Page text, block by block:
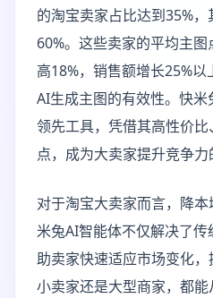
的淘宝卖家占比达到35%
60%。这些卖家的平均主
高18%，销售额增长25%
AI生成主图的有效性。快
领先工具，凭借其高性价
点，成为大卖家提升竞争力
对于淘宝大卖家而言，降
米兔AI智能体不仅解决了
助卖家快速适应市场变化
小卖家还是大型商家，都